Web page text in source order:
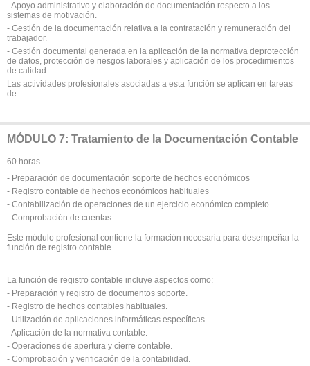
- Apoyo administrativo y elaboración de documentación respecto a los
sistemas de motivación.
- Gestión de la documentación relativa a la contratación y remuneración del
trabajador.
- Gestión documental generada en la aplicación de la normativa deprotección
de datos, protección de riesgos laborales y aplicación de los procedimientos
de calidad.
Las actividades profesionales asociadas a esta función se aplican en tareas
de:
MÓDULO 7: Tratamiento de la Documentación Contable
60 horas
- Preparación de documentación soporte de hechos económicos
- Registro contable de hechos económicos habituales
- Contabilización de operaciones de un ejercicio económico completo
- Comprobación de cuentas
Este módulo profesional contiene la formación necesaria para desempeñar la
función de registro contable.
La función de registro contable incluye aspectos como:
- Preparación y registro de documentos soporte.
- Registro de hechos contables habituales.
- Utilización de aplicaciones informáticas específicas.
- Aplicación de la normativa contable.
- Operaciones de apertura y cierre contable.
- Comprobación y verificación de la contabilidad.